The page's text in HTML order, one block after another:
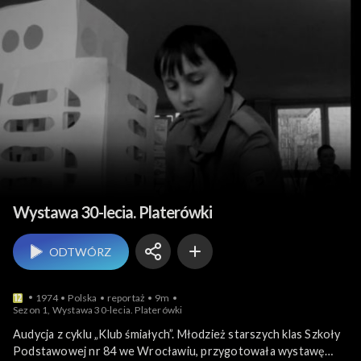
Wystawa 30-lecia. Platerówki
ODTWÓRZ
1974 Polska reportaż
9m
Sezon 1, Wystawa 30-lecia. Platerówki
Audycja z cyklu „Klub śmiałych”. Młodzież starszych klas Szkoły
Podstawowej nr 84 we Wrocławiu, przygotowała wystawę